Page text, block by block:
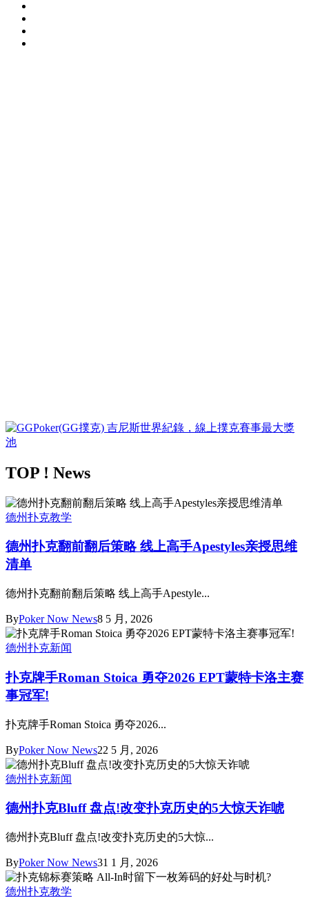
TOP ! News
德州扑克教学
德州扑克翻前翻后策略 线上高手Apestyles亲授思维
清单
德州扑克翻前翻后策略 线上高手Apestyle...
ByPoker Now News8 5 月, 2026
德州扑克新闻
扑克牌手Roman Stoica 勇夺2026 EPT蒙特卡洛主赛
事冠军!
扑克牌手Roman Stoica 勇夺2026...
ByPoker Now News22 5 月, 2026
德州扑克新闻
德州扑克Bluff 盘点!改变扑克历史的5大惊天诈唬
德州扑克Bluff 盘点!改变扑克历史的5大惊...
ByPoker Now News31 1 月, 2026
德州扑克教学